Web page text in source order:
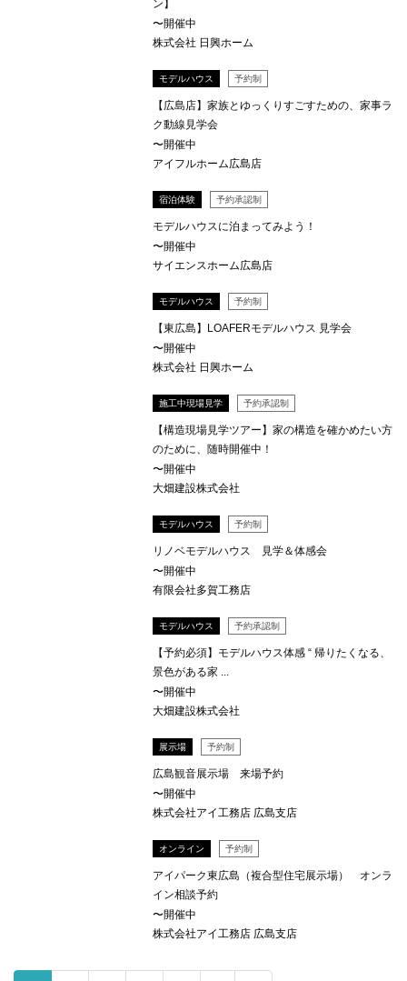
ン】
〜開催中
株式会社 日興ホーム
モデルハウス 予約制
【広島店】家族とゆっくりすごすための、家事ラ
ク動線見学会
〜開催中
アイフルホーム広島店
宿泊体験 予約承認制
モデルハウスに泊まってみよう！
〜開催中
サイエンスホーム広島店
モデルハウス 予約制
【東広島】LOAFERモデルハウス 見学会
〜開催中
株式会社 日興ホーム
施工中現場見学 予約承認制
【構造現場見学ツアー】家の構造を確かめたい方
のために、随時開催中！
〜開催中
大畑建設株式会社
モデルハウス 予約制
リノベモデルハウス 見学＆体感会
〜開催中
有限会社多賀工務店
モデルハウス 予約承認制
【予約必須】モデルハウス体感 “ 帰りたくなる、
景色がある家 ...
〜開催中
大畑建設株式会社
展示場 予約制
広島観音展示場 来場予約
〜開催中
株式会社アイ工務店 広島支店
オンライン 予約制
アイパーク東広島（複合型住宅展示場） オンラ
イン相談予約
〜開催中
株式会社アイ工務店 広島支店